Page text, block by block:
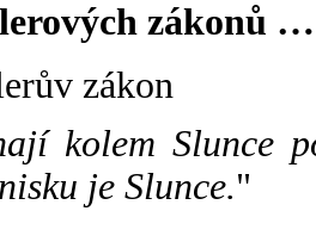
zákonů …
zákon
kolem Slunce
je Slunce."